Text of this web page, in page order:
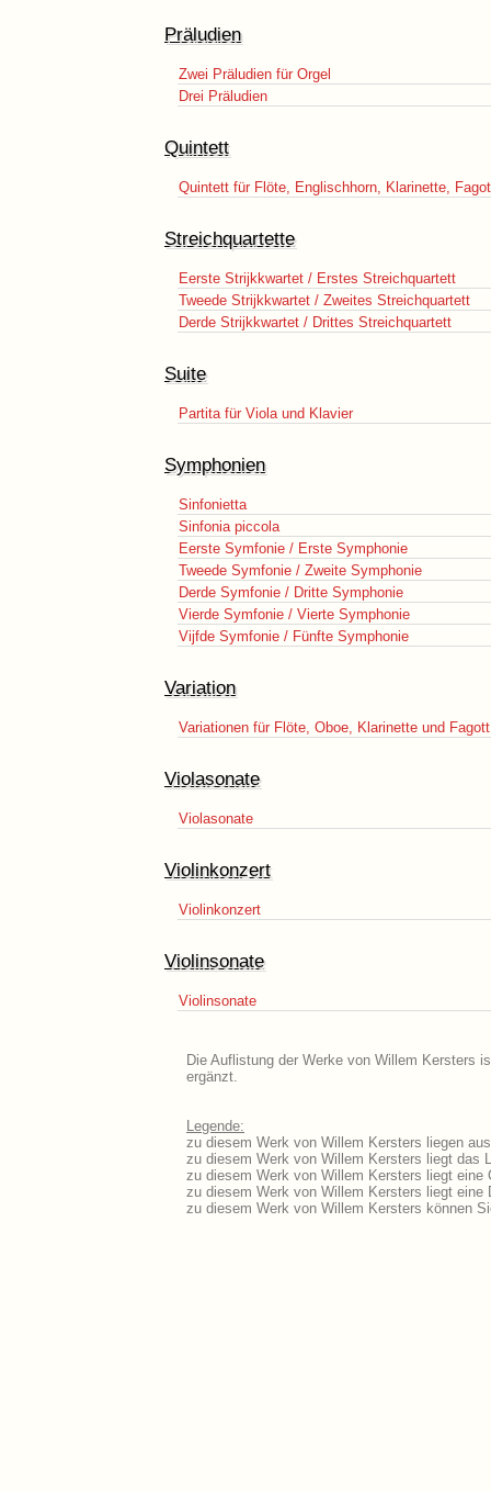
Präludien
Zwei Präludien für Orgel
Drei Präludien
Quintett
Quintett für Flöte, Englischhorn, Klarinette,
Streichquartette
Eerste Strijkkwartet / Erstes Streichquartett
Tweede Strijkkwartet / Zweites Streichquartett
Derde Strijkkwartet / Drittes Streichquartett
Suite
Partita für Viola und Klavier
Symphonien
Sinfonietta
Sinfonia piccola
Eerste Symfonie / Erste Symphonie
Tweede Symfonie / Zweite Symphonie
Derde Symfonie / Dritte Symphonie
Vierde Symfonie / Vierte Symphonie
Vijfde Symfonie / Fünfte Symphonie
Variation
Variationen für Flöte, Oboe, Klarinette und Fagott
Violasonate
Violasonate
Violinkonzert
Violinkonzert
Violinsonate
Violinsonate
Die Auflistung der Werke von Willem Kersters
ergänzt.
Legende:
zu diesem Werk von Willem Kersters liegen
zu diesem Werk von Willem Kersters liegt das
zu diesem Werk von Willem Kersters liegt eine
zu diesem Werk von Willem Kersters liegt eine
zu diesem Werk von Willem Kersters können